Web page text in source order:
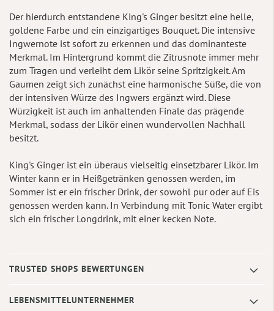
Der hierdurch entstandene King's Ginger besitzt eine helle,
goldene Farbe und ein einzigartiges Bouquet. Die intensive
Ingwernote ist sofort zu erkennen und das dominanteste
Merkmal. Im Hintergrund kommt die Zitrusnote immer mehr
zum Tragen und verleiht dem Likör seine Spritzigkeit. Am
Gaumen zeigt sich zunächst eine harmonische Süße, die von
der intensiven Würze des Ingwers ergänzt wird. Diese
Würzigkeit ist auch im anhaltenden Finale das prägende
Merkmal, sodass der Likör einen wundervollen Nachhall
besitzt.
King's Ginger ist ein überaus vielseitig einsetzbarer Likör. Im
Winter kann er in Heißgetränken genossen werden, im
Sommer ist er ein frischer Drink, der sowohl pur oder auf Eis
genossen werden kann. In Verbindung mit Tonic Water ergibt
sich ein frischer Longdrink, mit einer kecken Note.
TRUSTED SHOPS BEWERTUNGEN
LEBENSMITTELUNTERNEHMER